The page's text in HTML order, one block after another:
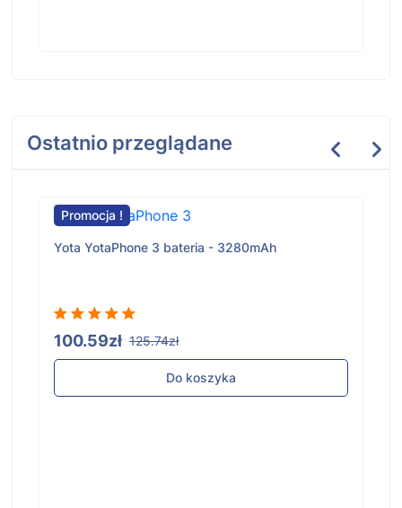
Ostatnio przeglądane
Promocja !
Yota YotaPhone 3 bateria - 3280mAh
100.59zł 125.74zł
Do koszyka